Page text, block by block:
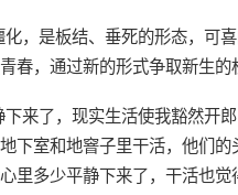
，是板结、垂死的形态，可
春，通过新的形式争取新生的
来了，现实生活使我豁然开
下室和地窨子里干活，他们
里多少平静下来了，干活也觉